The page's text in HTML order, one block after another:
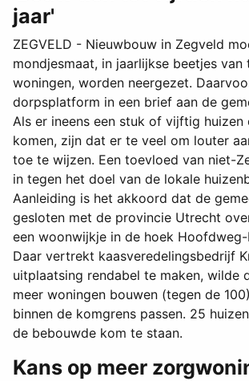
jaar'
ZEGVELD - Nieuwbouw in Zegveld
mondjesmaat, in jaarlijkse beetjes
woningen, worden neergezet.
dorpsplatform in een brief aan de
Als er ineens een stuk of vijftig huizen
komen, zijn dat er te veel om louter
toe te wijzen. Een toevloed van niet-
in tegen het doel van de lokale
Aanleiding is het akkoord dat de
gesloten met de provincie Utrecht
een woonwijkje in de hoek
Daar vertrekt kaasveredelingsbedrijf
uitplaatsing rendabel te maken, wilde
meer woningen bouwen (tegen de
binnen de komgrens passen. 25
de bebouwde kom te staan.
Kans op meer